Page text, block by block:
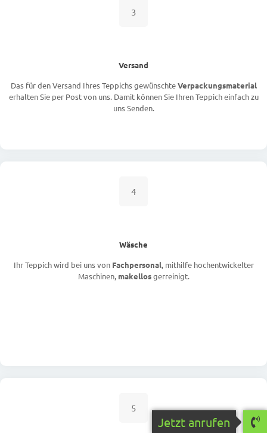
3
Versand
Das für den Versand Ihres Teppichs gewünschteVerpackungsmaterial
erhalten Sie per Post von uns. Damit können Sie Ihren Teppich einfach zu
uns Senden.
4
Wäsche
Ihr Teppich wird bei uns von Fachpersonal, mithilfe hochentwickelter
Maschinen, makellosgerreinigt.
5
Jetzt anrufen